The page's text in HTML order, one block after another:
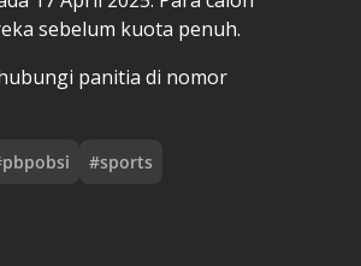
sebelum kuota penuh.
panitia di nomor
pbpobsi #sports